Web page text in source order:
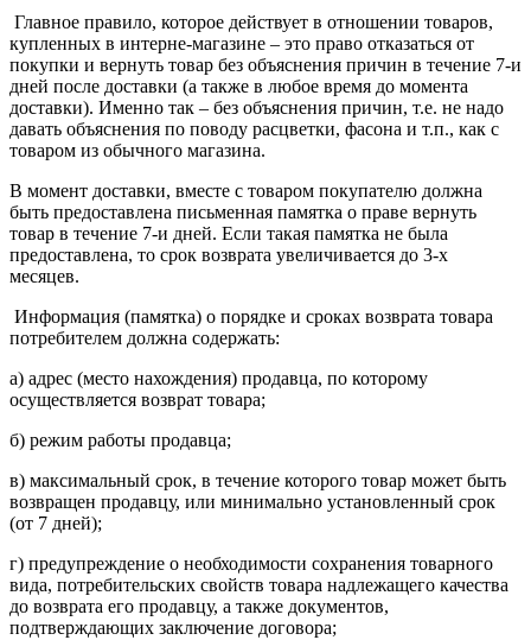
Главное правило, которое действует в отношении товаров,
купленных в интерне-магазине – это право отказаться от
покупки и вернуть товар без объяснения причин в течение 7-и
дней после доставки (а также в любое время до момента
доставки). Именно так – без объяснения причин, т.е. не надо
давать объяснения по поводу расцветки, фасона и т.п., как с
товаром из обычного магазина.
В момент доставки, вместе с товаром покупателю должна
быть предоставлена письменная памятка о праве вернуть
товар в течение 7-и дней. Если такая памятка не была
предоставлена, то срок возврата увеличивается до 3-х
месяцев.
Информация (памятка) о порядке и сроках возврата товара
потребителем должна содержать:
а) адрес (место нахождения) продавца, по которому
осуществляется возврат товара;
б) режим работы продавца;
в) максимальный срок, в течение которого товар может быть
возвращен продавцу, или минимально установленный срок
(от 7 дней);
г) предупреждение о необходимости сохранения товарного
вида, потребительских свойств товара надлежащего качества
до возврата его продавцу, а также документов,
подтверждающих заключение договора;